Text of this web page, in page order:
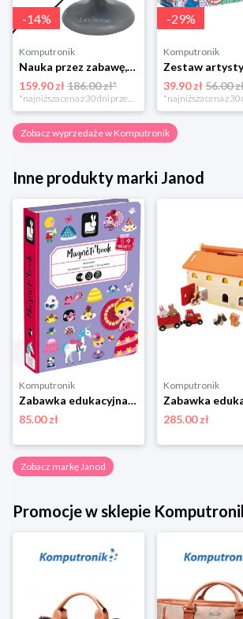
-14%
Komputronik
Nauka przez zabawę,zabawka edukacyjna,zabawka interaktywna Lexibook Globus Świecący Dzienny i Nocny PL LEXIBOOK
159.90 zł186.00 zł*
*najniższa cena z 30 dni przed obniżką
-29%
Komputronik
39.90 zł 56.00
Zobacz wyprzedaże w Komputronik
Inne produkty marki Janod
Komputronik
Zabawka edukacyjna,zabawki magnetyczne Janod Magnetibook Księżniczki
85.00 zł
Komputronik
285.00 zł
Zobacz markę Janod
Promocje w sklepie